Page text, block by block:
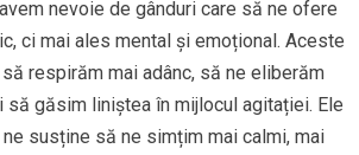
nevoie de gânduri care să ne ofere
ci mai ales mental și emoțional. Aceste
respirăm mai adânc, să ne eliberăm
să găsim liniștea în mijlocul agitației. Ele
susține să ne simțim mai calmi, mai